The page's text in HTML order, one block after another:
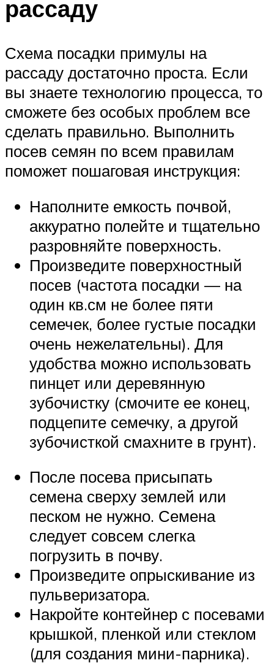
рассаду
Схема посадки примулы на
рассаду достаточно проста. Если
вы знаете технологию процесса, то
сможете без особых проблем все
сделать правильно. Выполнить
посев семян по всем правилам
поможет пошаговая инструкция:
Наполните емкость почвой,
аккуратно полейте и тщательно
разровняйте поверхность.
Произведите поверхностный
посев (частота посадки — на
один кв.см не более пяти
семечек, более густые посадки
очень нежелательны). Для
удобства можно использовать
пинцет или деревянную
зубочистку (смочите ее конец,
подцепите семечку, а другой
зубочисткой смахните в грунт).
После посева присыпать
семена сверху землей или
песком не нужно. Семена
следует совсем слегка
погрузить в почву.
Произведите опрыскивание из
пульверизатора.
Накройте контейнер с посевами
крышкой, пленкой или стеклом
(для создания мини-парника).